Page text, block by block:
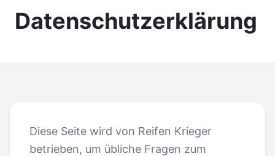
Datenschutz­erklärung
Diese Seite wird von Reifen Krieger
betrieben, um übliche Fragen zum